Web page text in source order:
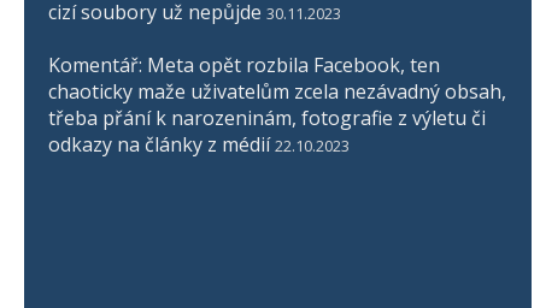
cizí soubory už nepůjde 30.11.2023
Komentář: Meta opět rozbila Facebook, ten
chaoticky maže uživatelům zcela nezávadný obsah,
třeba přání k narozeninám, fotografie z výletu či
odkazy na články z médií 22.10.2023